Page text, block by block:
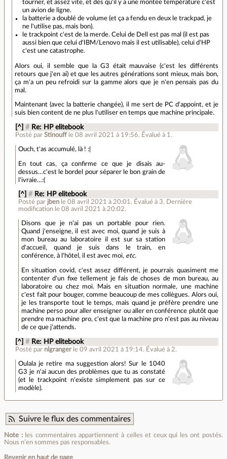
tourner, et assez vite, et dès qu'il y a une montée température c'est
un avion de ligne.
la batterie a doublé de volume (et ça a fendu en deux le trackpad, je
ne l'utilise pas, mais bon).
le trackpoint c'est de la merde. Celui de Dell est pas mal (il est pas
aussi bien que celui d'IBM/Lenovo mais il est utilisable), celui d'HP
c'est une catastrophe.
Alors oui, il semble que la G3 était mauvaise (c'est les différents
retours que j'en ai) et que les autres générations sont mieux, mais bon,
ça m'a un peu refroidi sur la gamme alors que je n'en pensais pas du
mal.
Maintenant (avec la batterie changée), il me sert de PC d'appoint, et je
suis bien content de ne plus l'utiliser en temps que machine principale.
[^] # Re: HP elitebook
Posté par Stinouff le 08 avril 2021 à 19:56. Évalué à 1 .
Ouch, t'as accumulé, là ! :|
En tout cas, ça confirme ce que je disais au-
dessus…c'est le bordel pour séparer le bon grain de
l'ivraie…:(
[^] # Re: HP elitebook
Posté par jben le 08 avril 2021 à 20:01. Évalué à 3. Dernière
modification le 08 avril 2021 à 20:02.
Disons que je n'ai pas un portable pour rien.
Quand j'enseigne, il est avec moi, quand je suis à
mon bureau au laboratoire il est sur sa station
d'accueil, quand je suis dans le train, en
conférence, à l'hôtel, il est avec moi, etc.
En situation covid, c'est assez différent, je pourrais quasiment me
contenter d'un fixe tellement je fais de choses de mon bureau, au
laboratoire ou chez moi. Mais en situation normale, une machine
c'est fait pour bouger, comme beaucoup de mes collègues. Alors oui,
je les transporte tout le temps, mais quand je préfère prendre une
machine perso pour aller enseigner ou aller en conférence plutôt que
prendre ma machine pro, c'est que la machine pro n'est pas au niveau
de ce que j'attends.
[^] # Re: HP elitebook
Posté par nlgranger le 09 avril 2021 à 19:14. Évalué à 2.
Oulala je retire ma suggestion alors! Sur le 1040
G3 je n'ai aucun des problèmes que tu as constaté
(et le trackpoint n'existe simplement pas sur ce
modèle).
Suivre le flux des commentaires
Note :les commentaires appartiennent à celles et ceux qui les ont postés.
Nous n’en sommes pas responsables.
Revenir en haut de page